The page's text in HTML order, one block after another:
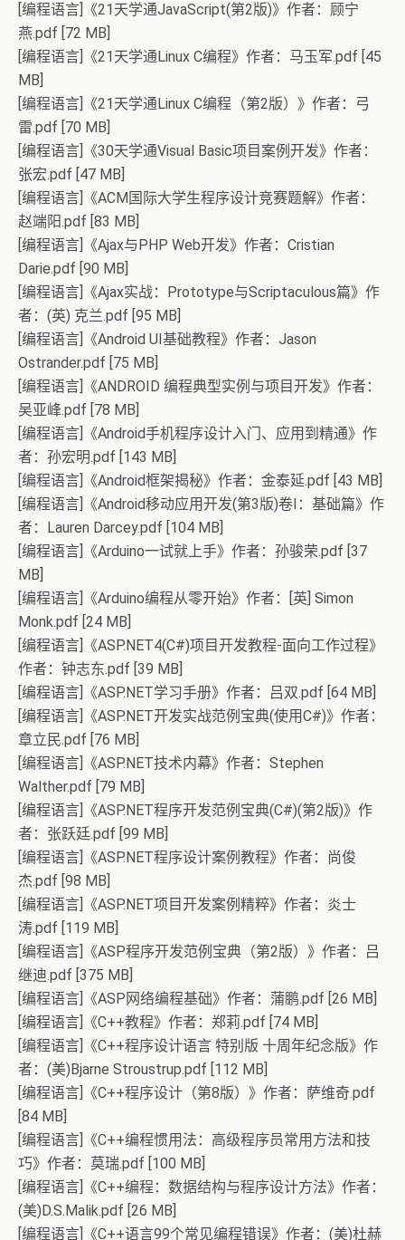
[编程语言]《21天学通JavaScript(第2版)》作者：顾宁
燕.pdf [72 MB]
[编程语言]《21天学通Linux C编程》作者：马玉军.pdf [45
MB]
[编程语言]《21天学通Linux C编程（第2版）》作者：弓
雷.pdf [70 MB]
[编程语言]《30天学通Visual Basic项目案例开发》作者：
张宏.pdf [47 MB]
[编程语言]《ACM国际大学生程序设计竞赛题解》作者：
赵端阳.pdf [83 MB]
[编程语言]《Ajax与PHP Web开发》作者：Cristian
Darie.pdf [90 MB]
[编程语言]《Ajax实战：Prototype与Scriptaculous篇》作
者：(英) 克兰.pdf [95 MB]
[编程语言]《Android UI基础教程》作者：Jason
Ostrander.pdf [75 MB]
[编程语言]《ANDROID 编程典型实例与项目开发》作者：
吴亚峰.pdf [78 MB]
[编程语言]《Android手机程序设计入门、应用到精通》作
者：孙宏明.pdf [143 MB]
[编程语言]《Android框架揭秘》作者：金泰延.pdf [43 MB]
[编程语言]《Android移动应用开发(第3版)卷Ⅰ：基础篇》作
者：Lauren Darcey.pdf [104 MB]
[编程语言]《Arduino一试就上手》作者：孙骏荣.pdf [37
MB]
[编程语言]《Arduino编程从零开始》作者：[英] Simon
Monk.pdf [24 MB]
[编程语言]《ASP.NET4(C#)项目开发教程-面向工作过程》
作者：钟志东.pdf [39 MB]
[编程语言]《ASP.NET学习手册》作者：吕双.pdf [64 MB]
[编程语言]《ASP.NET开发实战范例宝典(使用C#)》作者：
章立民.pdf [76 MB]
[编程语言]《ASP.NET技术内幕》作者：Stephen
Walther.pdf [79 MB]
[编程语言]《ASP.NET程序开发范例宝典(C#)(第2版)》作
者：张跃廷.pdf [99 MB]
[编程语言]《ASP.NET程序设计案例教程》作者：尚俊
杰.pdf [98 MB]
[编程语言]《ASP.NET项目开发案例精粹》作者：炎士
涛.pdf [119 MB]
[编程语言]《ASP程序开发范例宝典（第2版）》作者：吕
继迪.pdf [375 MB]
[编程语言]《ASP网络编程基础》作者：蒲鹏.pdf [26 MB]
[编程语言]《C++教程》作者：郑莉.pdf [74 MB]
[编程语言]《C++程序设计语言 特别版 十周年纪念版》作
者：(美)Bjarne Stroustrup.pdf [112 MB]
[编程语言]《C++程序设计（第8版）》作者：萨维奇.pdf
[84 MB]
[编程语言]《C++编程惯用法：高级程序员常用方法和技
巧》作者：莫瑞.pdf [100 MB]
[编程语言]《C++编程：数据结构与程序设计方法》作者：
(美)D.S.Malik.pdf [26 MB]
[编程语言]《C++语言99个常见编程错误》作者：(美)杜赫